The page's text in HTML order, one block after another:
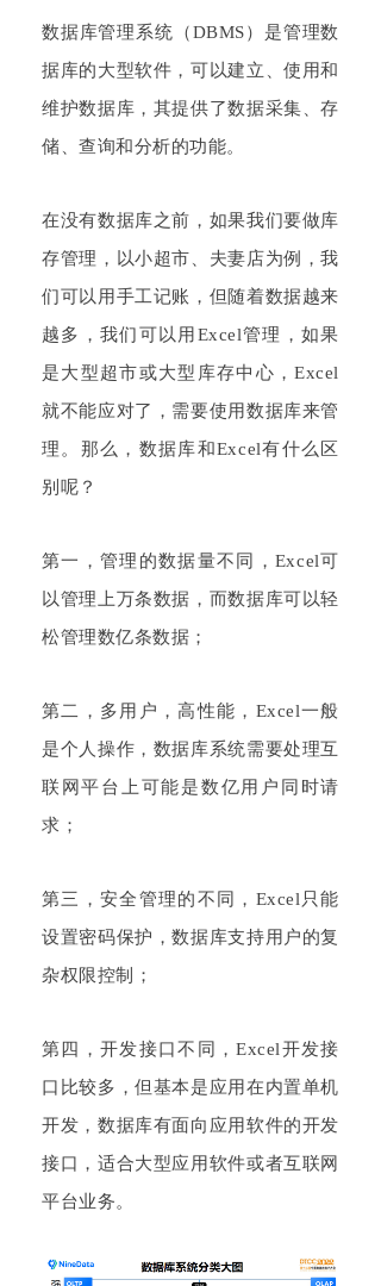
数据库管理系统（DBMS）是管理数
据库的大型软件，可以建立、使用和
维护数据库，其提供了数据采集、存
储、查询和分析的功能。
在没有数据库之前，如果我们要做库
存管理，以小超市、夫妻店为例，我
们可以用手工记账，但随着数据越来
越多，我们可以用Excel管理，如果
是大型超市或大型库存中心，Excel
就不能应对了，需要使用数据库来管
理。那么，数据库和Excel有什么区
别呢？
第一，管理的数据量不同， Excel可
以管理上万条数据，而数据库可以轻
松管理数亿条数据；
第二，多用户，高性能， Excel一般
是个人操作，数据库系统需要处理互
联网平台上可能是数亿用户同时请
求；
第三，安全管理的不同， Excel 只能
设置密码保护，数据库支持用户的复
杂权限控制；
第四，开发接口不同，Excel开发接
口比较多，但基本是应用在内置单机
开发，数据库有面向应用软件的开发
接口，适合大型应用软件或者互联网
平台业务。